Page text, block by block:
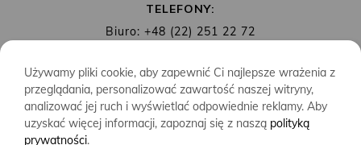
TELEFONY:
Biuro: +48 (22) 251 22 72
MAIL: biuro@wydawnictwoalbatros.com
Używamy pliki cookie, aby zapewnić Ci najlepsze wrażenia z
przeglądania, personalizować zawartość naszej witryny,
analizować jej ruch i wyświetlać odpowiednie reklamy. Aby
uzyskać więcej informacji, zapoznaj się z naszą polityką
prywatności.